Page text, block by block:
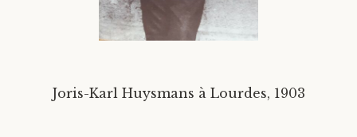
Joris-Karl Huysmans à Lourdes, 1903